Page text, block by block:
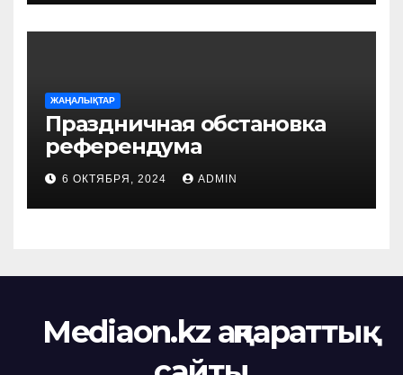
ЖАҢАЛЫҚТАР
Праздничная обстановка
референдума
6 ОКТЯБРЯ, 2024 ADMIN
Mediaon.kz ақпараттық